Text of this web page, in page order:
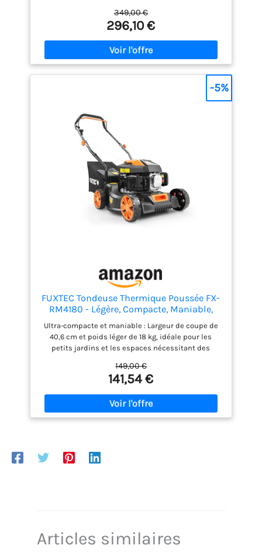
pelouses exigeantes et les grandes surfaces
Système autotracté à traction arrière : la tondeuse
avance seule pour réduire l'effort de poussée et
rendre la tonte plus confortable sur les grands
jardins et les terrains légèrement en pente Largeur
de coupe de 51 cm : couvrez davantage de terrain à
chaque passage et réduisez considérablement le
temps de tonte sur les pelouses de taille moyenne
choisissez entre le mulching, le ramassage dans le
bac, l'éjection arrière ou l'éjection latérale selon les
conditions de tonte et la hauteur de l'herbe Bac de
ramassage grande capacité de 60 L et carter en
acier robuste : moins d'interruptions pour le vidage,
excellente durabilité et performances fiables
saison après saison Garantie Hyundai 3 ans pour
usage domestique et 1 an pour usage professionnel
pour une tranquillité d'esprit totale
349,00 €
296,10 €
FUXTEC Tondeuse Thermique Poussée FX-
RM4180 - Légère, Compacte, Maniable,
Bon Rapport Qualité-Prix - Largeur de
Coupe 40,6cm - bac de ramassage 45L
Ultra-compacte et maniable : Largeur de coupe de
40,6 cm et poids léger de 18 kg, idéale pour les
petits jardins et les espaces nécessitant des
moteur 4 temps OHV de 80 cm³, développant
1300W, cette tondeuse est parfaite pour entretenir
efficacement les petites surfaces et les pelouses
planes. Robuste et légère : Carrosserie en plastique
noir mat ultraléger, durable et facile à manipuler.
permettant d’ajuster la tonte selon la nature de
149,00 €
141,54 €
-5%
Articles similaires